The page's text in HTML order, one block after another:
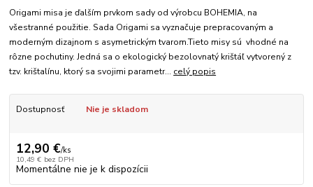
Origami misa je ďalším prvkom sady od výrobcu BOHEMIA, na
všestranné použitie. Sada Origami sa vyznačuje prepracovaným a
moderným dizajnom s asymetrickým tvarom.Tieto misy sú vhodné na
rôzne pochutiny. Jedná sa o ekologický bezolovnatý krištáľ vytvorený z
tzv. krištalínu, ktorý sa svojimi parametr... celý popis
Dostupnosť Nie je skladom
12,90 €/ks
10,49 € bez DPH
Momentálne nie je k dispozícii